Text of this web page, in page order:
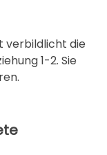
verbildlicht die
1-2. Sie